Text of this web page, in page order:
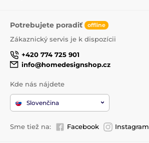
Potrebujete poradiť offline
Zákaznický servis je k dispozícii
+420 774 725 901
info@homedesignshop.cz
Kde nás nájdete
Slovenčina
Sme tiež na: Facebook Instagram